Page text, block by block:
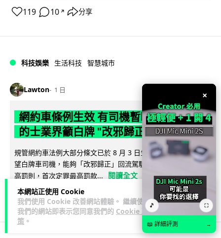
本網站正使用 Cookie
我們使用 Cookie 改善網站體驗。 繼續使用
我們的網站即表示您同意我們的 Cookie 政
策 。
119 10 ↗ 分享
科技娛樂 生活科技 智慧城市
Lawton 1 日
網約車條例生效 有司機暫時停工避風頭
的士業界籲白牌 "改邪歸正"
規管網約車法例大部分條文已於 8 月 3 日生效，的士業界就期
望白牌車司機，能夠「改邪歸正」回流駕駛的士。新例大幅提
高罰則，首次定罪最高罰款...
閱讀全文
209 147 ↗ 分享
×
🎵 ⛶
📖 詳細評測 →